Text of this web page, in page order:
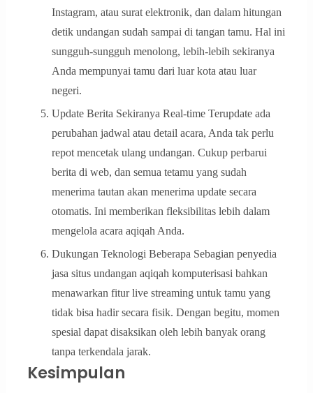
Instagram, atau surat elektronik, dan dalam hitungan
detik undangan sudah sampai di tangan tamu. Hal ini
sungguh-sungguh menolong, lebih-lebih sekiranya
Anda mempunyai tamu dari luar kota atau luar
negeri.
Update Berita Sekiranya Real-time Terupdate ada
perubahan jadwal atau detail acara, Anda tak perlu
repot mencetak ulang undangan. Cukup perbarui
berita di web, dan semua tetamu yang sudah
menerima tautan akan menerima update secara
otomatis. Ini memberikan fleksibilitas lebih dalam
mengelola acara aqiqah Anda.
Dukungan Teknologi Beberapa Sebagian penyedia
jasa situs undangan aqiqah komputerisasi bahkan
menawarkan fitur live streaming untuk tamu yang
tidak bisa hadir secara fisik. Dengan begitu, momen
spesial dapat disaksikan oleh lebih banyak orang
tanpa terkendala jarak.
Kesimpulan